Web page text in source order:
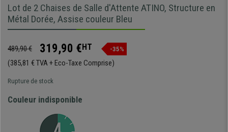
Lot de 2 Chaises de Salle d'Attente ATINO, Structure en
Métal Dorée, Assise couleur Bleu
489,90 € 319,90 €HT -35%
(385,81 € TVA + Eco-Taxe Comprise)
Rupture de stock
Couleur indisponible